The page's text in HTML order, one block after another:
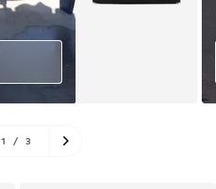
1 / 3